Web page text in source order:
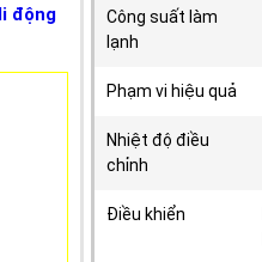
động
Công suất làm
lạnh
Phạm vi hiệu quả
Nhiệt độ điều
chỉnh
Điều khiển